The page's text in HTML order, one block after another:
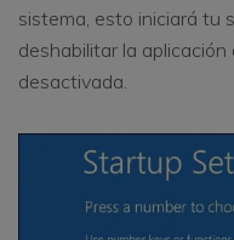
sistema, esto iniciará tu
deshabilitar la
desactivada.